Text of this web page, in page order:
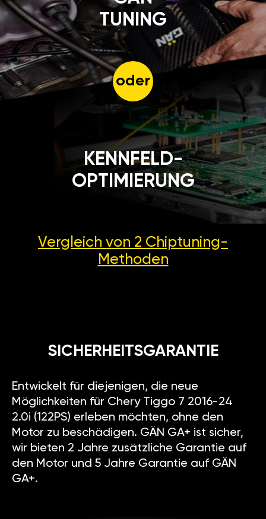
TUNING
oder
KENNFELD-
OPTIMIERUNG
Vergleich von 2 Chiptuning-
Methoden
SICHERHEITSGARANTIE
Entwickelt für diejenigen, die neue
Möglichkeiten für Chery Tiggo 7 2016-24
2.0i (122PS) erleben möchten, ohne den
Motor zu beschädigen. GÄN GA+ ist sicher,
wir bieten 2 Jahre zusätzliche Garantie auf
den Motor und 5 Jahre Garantie auf GÄN
GA+.